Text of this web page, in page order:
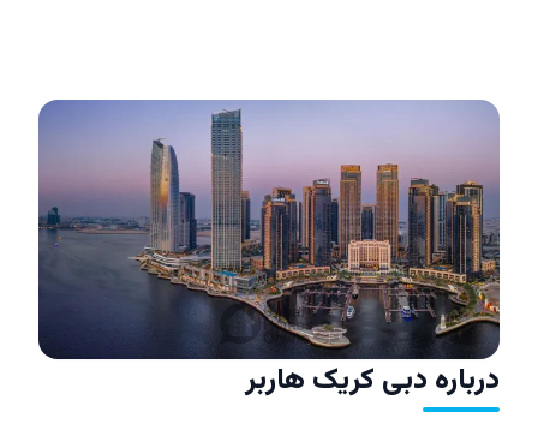
درباره دبی کریک هاربر